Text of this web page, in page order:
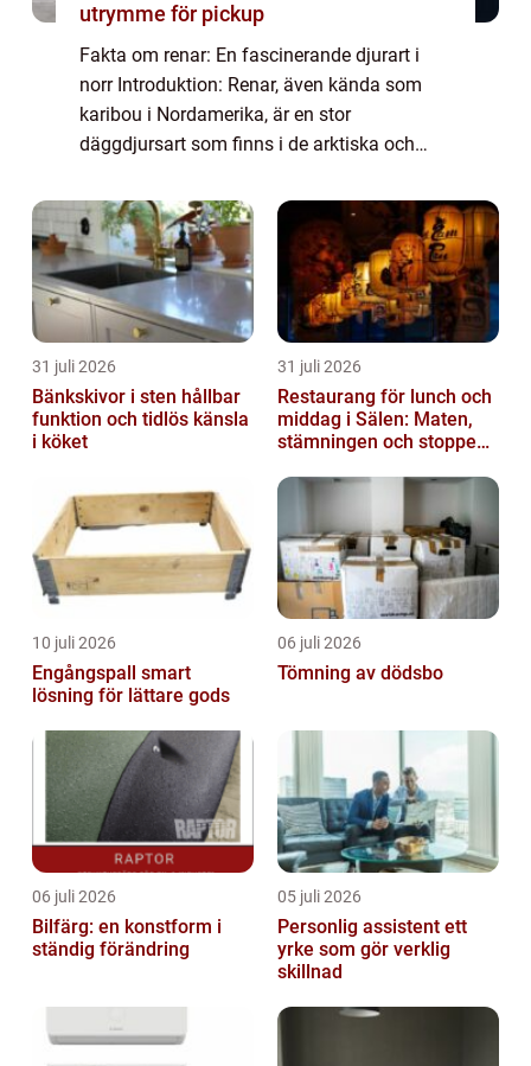
utrymme för pickup
Fakta om renar: En fascinerande djurart i
norr Introduktion: Renar, även kända som
karibou i Nordamerika, är en stor
däggdjursart som finns i de arktiska och
Dessa majestätiska djur har anpassat sig
väl till...
31 juli 2026
Bänkskivor i sten hållbar
funktion och tidlös känsla
i köket
31 juli 2026
Restaurang för lunch och
middag i Sälen: Maten,
stämningen och stoppen
10 juli 2026
Engångspall smart
lösning för lättare gods
06 juli 2026
Tömning av dödsbo
06 juli 2026
Bilfärg: en konstform i
ständig förändring
05 juli 2026
Personlig assistent ett
yrke som gör verklig
skillnad